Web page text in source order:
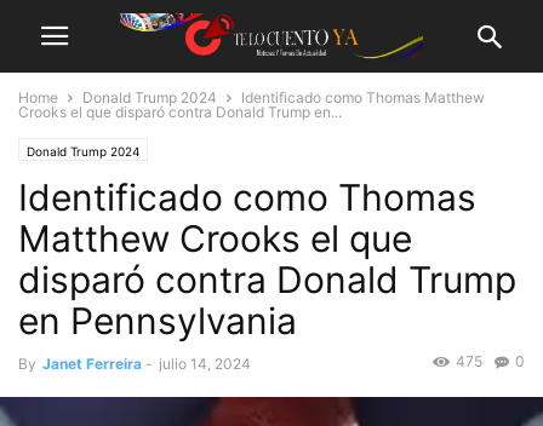
Home Donald Trump 2024
Identificado como Thomas Matthew
Crooks el que disparó contra Donald Trump en...
Donald Trump 2024
Identificado como Thomas
Matthew Crooks el que
disparó contra Donald Trump
en Pennsylvania
By Janet Ferreira - julio 14, 2024 0
475